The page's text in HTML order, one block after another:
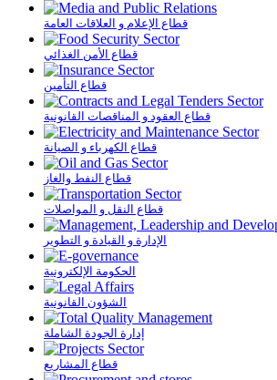
قطاع الإعلام و العلاقات العامة
قطاع الأمن الغذائي
قطاع التأمين
قطاع العقود و المناقصات القانونية
قطاع الكهرباء و الصيانة
قطاع النفط والغاز
قطاع النقل و المواصلات
الإدارة و القيادة و التطوير
الحكومة الإلكترونية
الشؤون القانونية
إدارة الجودة الشاملة
قطاع المشاريع